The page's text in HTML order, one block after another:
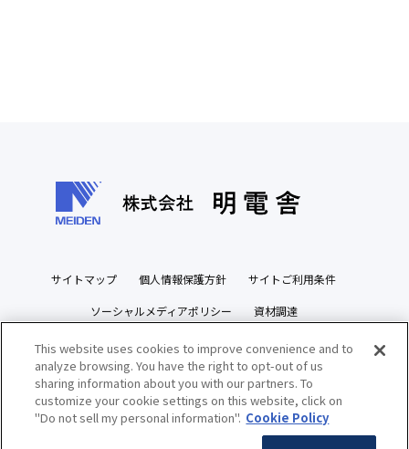
サイトマップ 個人情報保護方針 サイトご利用条件
ソーシャルメディアポリシー 資材調達
ビジネスパートナーズサイト
This website uses cookies to improve convenience and to
analyze browsing. You have the right to opt-out of us
sharing information about you with our partners. To
customize your cookie settings on this website, click on
"Do not sell my personal information". Cookie Policy